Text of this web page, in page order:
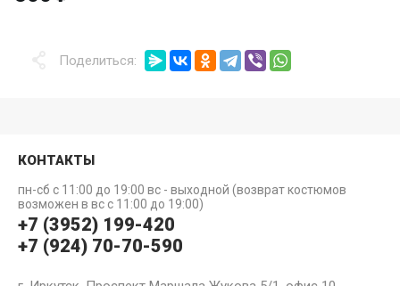
Поделиться:
КОНТАКТЫ
пн-сб с 11:00 до 19:00 вс - выходной (возврат костюмов
возможен в вс с 11:00 до 19:00)
+7 (3952) 199-420
+7 (924) 70-70-590